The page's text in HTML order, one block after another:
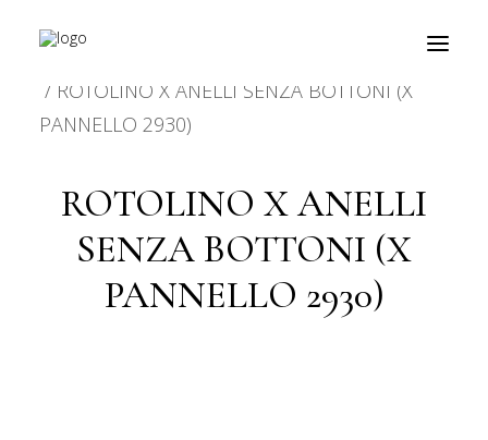
about
personalizzazioni
fiere
ROTOLINO X ANELLI SENZA BOTTONI (X
PANNELLO 2930)
ROTOLINO X ANELLI
SENZA BOTTONI (X
PANNELLO 2930)